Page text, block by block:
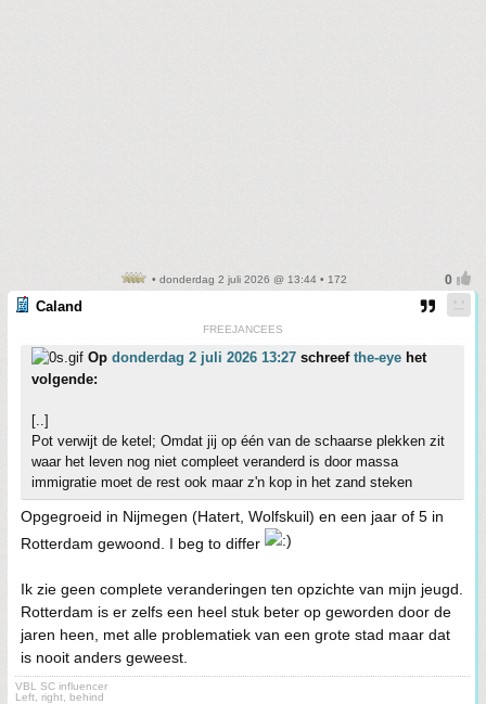
• donderdag 2 juli 2026 @ 13:44 • 172
Caland
FREEJANCEES
Op donderdag 2 juli 2026 13:27 schreef the-eye het
volgende:
[..]
Pot verwijt de ketel; Omdat jij op één van de schaarse plekken zit
waar het leven nog niet compleet veranderd is door massa
immigratie moet de rest ook maar z'n kop in het zand steken
Opgegroeid in Nijmegen (Hatert, Wolfskuil) en een jaar of 5 in
Rotterdam gewoond. I beg to differ
Ik zie geen complete veranderingen ten opzichte van mijn jeugd.
Rotterdam is er zelfs een heel stuk beter op geworden door de
jaren heen, met alle problematiek van een grote stad maar dat
is nooit anders geweest.
VBL SC influencer
Left, right, behind